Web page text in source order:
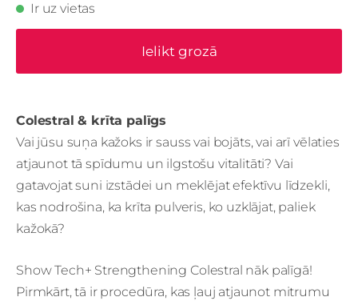
Ir uz vietas
Ielikt grozā
Colestral & krīta palīgs
Vai jūsu suņa kažoks ir sauss vai bojāts, vai arī vēlaties
atjaunot tā spīdumu un ilgstošu vitalitāti? Vai
gatavojat suni izstādei un meklējat efektīvu līdzekli,
kas nodrošina, ka krīta pulveris, ko uzklājat, paliek
kažokā?
Show Tech+ Strengthening Colestral nāk palīgā!
Pirmkārt, tā ir procedūra, kas ļauj atjaunot mitrumu